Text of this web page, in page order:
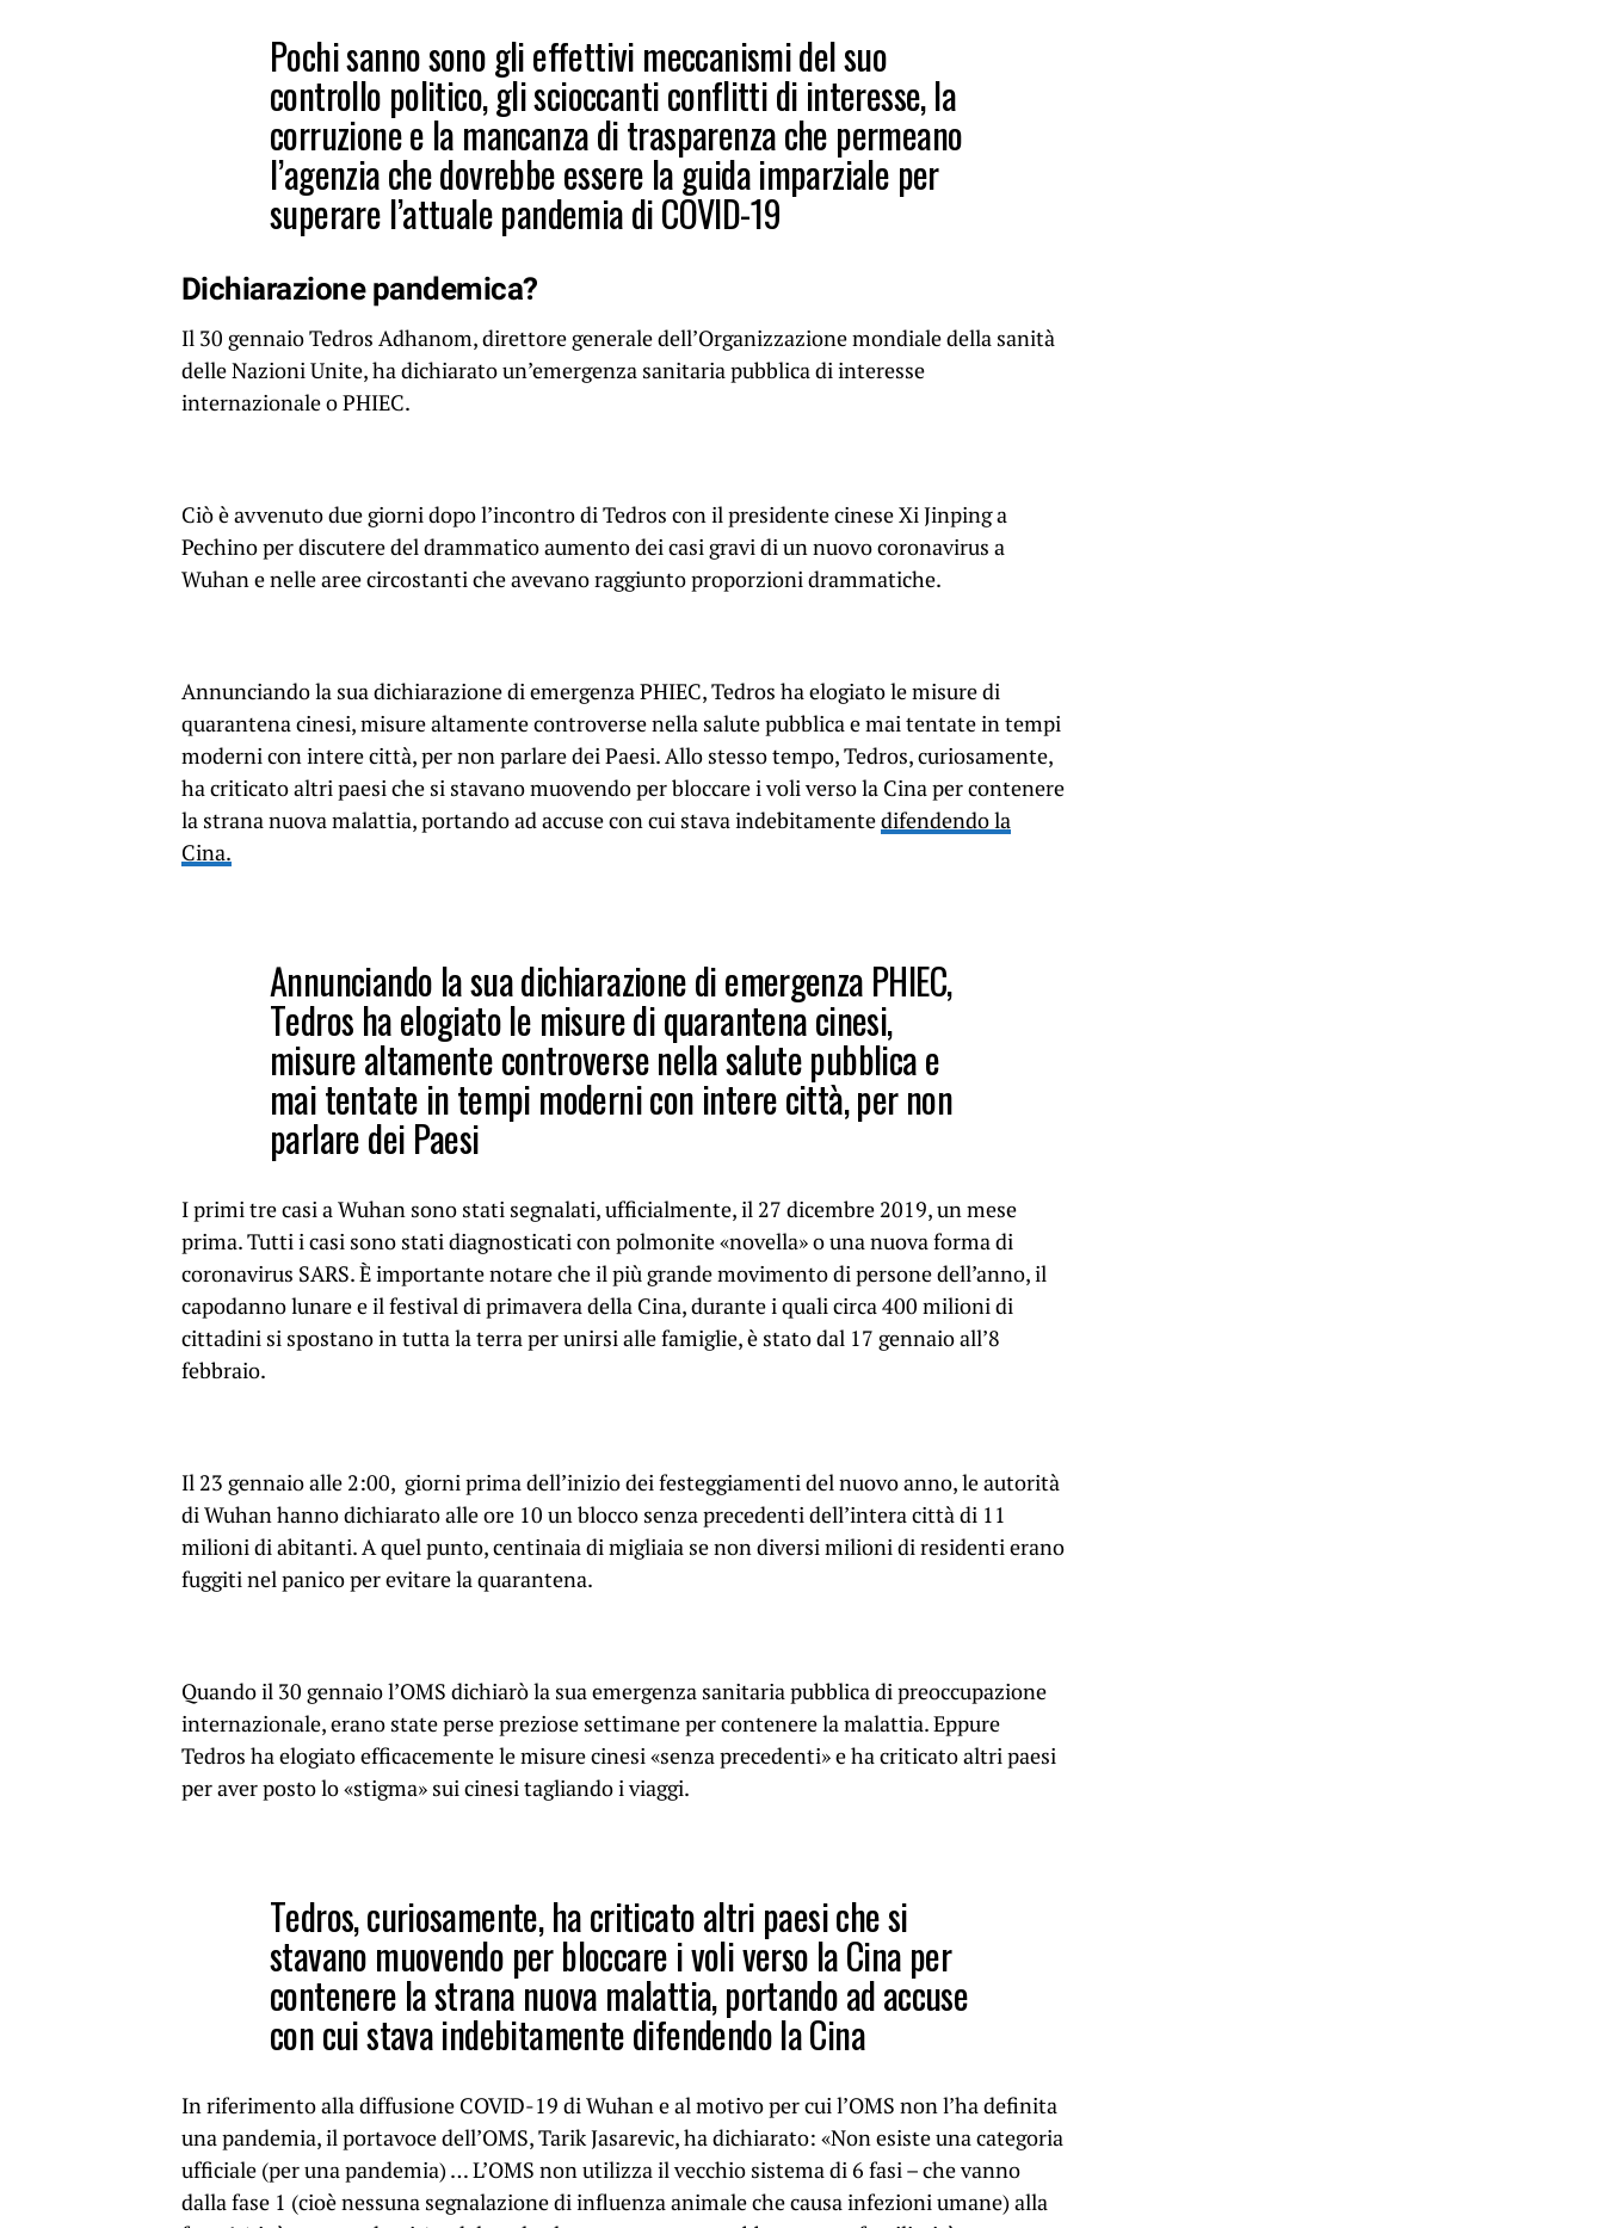
Pochi sanno sono gli effettivi meccanismi del suo
controllo politico, gli scioccanti conflitti di interesse, la
corruzione e la mancanza di trasparenza che permeano
l’agenzia che dovrebbe essere la guida imparziale per
superare l’attuale pandemia di COVID-19
Dichiarazione pandemica?
Il 30 gennaio Tedros Adhanom, direttore generale dell’Organizzazione mondiale della sanità
delle Nazioni Unite, ha dichiarato un’emergenza sanitaria pubblica di interesse
internazionale o PHIEC.
Ciò è avvenuto due giorni dopo l’incontro di Tedros con il presidente cinese Xi Jinping a
Pechino per discutere del drammatico aumento dei casi gravi di un nuovo coronavirus a
Wuhan e nelle aree circostanti che avevano raggiunto proporzioni drammatiche.
Annunciando la sua dichiarazione di emergenza PHIEC, Tedros ha elogiato le misure di
quarantena cinesi, misure altamente controverse nella salute pubblica e mai tentate in tempi
moderni con intere città, per non parlare dei Paesi. Allo stesso tempo, Tedros, curiosamente,
ha criticato altri paesi che si stavano muovendo per bloccare i voli verso la Cina per contenere
la strana nuova malattia, portando ad accuse con cui stava indebitamentedifendendo la
Cina.
Annunciando la sua dichiarazione di emergenza PHIEC,
Tedros ha elogiato le misure di quarantena cinesi,
misure altamente controverse nella salute pubblica e
mai tentate in tempi moderni con intere città, per non
parlare dei Paesi
I primi tre casi a Wuhan sono stati segnalati, ufficialmente, il 27 dicembre 2019, un mese
prima. Tutti i casi sono stati diagnosticati con polmonite «novella» o una nuova forma di
coronavirus SARS. È importante notare che il più grande movimento di persone dell’anno, il
capodanno lunare e il festival di primavera della Cina, durante i quali circa 400 milioni di
cittadini si spostano in tutta la terra per unirsi alle famiglie, è stato dal 17 gennaio all’8
febbraio.
Il 23 gennaio alle 2:00, giorni prima dell’inizio dei festeggiamenti del nuovo anno, le autorità
di Wuhan hanno dichiarato alle ore 10 un blocco senza precedenti dell’intera città di 11
milioni di abitanti. A quel punto, centinaia di migliaia se non diversi milioni di residenti erano
fuggiti nel panico per evitare la quarantena.
Quando il 30 gennaio l’OMS dichiarò la sua emergenza sanitaria pubblica di preoccupazione
internazionale, erano state perse preziose settimane per contenere la malattia. Eppure
Tedros ha elogiato efficacemente le misure cinesi «senza precedenti» e ha criticato altri paesi
per aver posto lo «stigma» sui cinesi tagliando i viaggi.
Tedros, curiosamente, ha criticato altri paesi che si
stavano muovendo per bloccare i voli verso la Cina per
contenere la strana nuova malattia, portando ad accuse
con cui stava indebitamentedifendendo la Cina
In riferimento alla diffusione COVID-19 di Wuhan e al motivo per cui l’OMS non l’ha definita
una pandemia, il portavoce dell’OMS, Tarik Jasarevic, ha dichiarato: «Non esiste una categoria
ufficiale (per una pandemia) … L’OMS non utilizza il vecchio sistema di 6 fasi – che vanno
dalla fase 1 (cioè nessuna segnalazione di influenza animale che causa infezioni umane) alla